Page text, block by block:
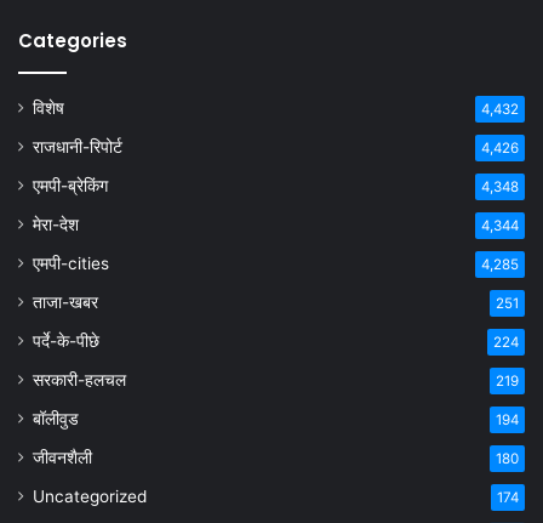
Categories
विशेष 4,432
राजधानी-रिपोर्ट 4,426
एमपी-ब्रेकिंग 4,348
मेरा-देश 4,344
एमपी-cities 4,285
ताजा-खबर 251
पर्दे-के-पीछे 224
सरकारी-हलचल 219
बॉलीवुड 194
जीवनशैली 180
Uncategorized 174